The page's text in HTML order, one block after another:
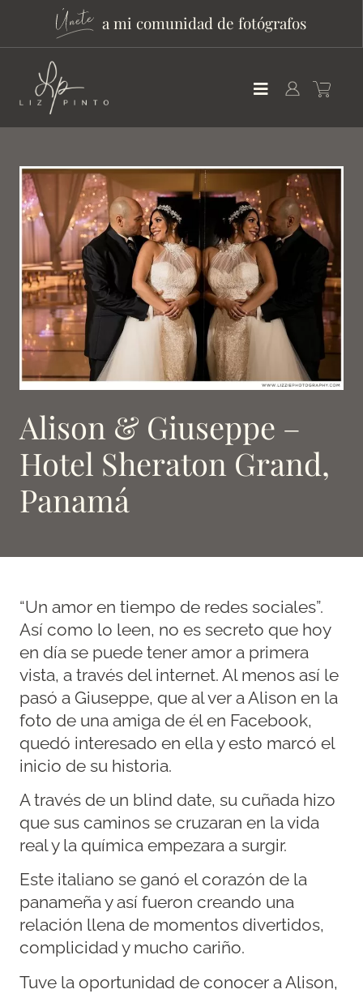
a mi comunidad de fotógrafos
Alison & Giuseppe –
Hotel Sheraton Grand,
Panamá
“Un amor en tiempo de redes sociales”.
Así como lo leen, no es secreto que hoy
en día se puede tener amor a primera
vista, a través del internet. Al menos así le
pasó a Giuseppe, que al ver a Alison en la
foto de una amiga de él en Facebook,
quedó interesado en ella y esto marcó el
inicio de su historia.
A través de un blind date, su cuñada hizo
que sus caminos se cruzaran en la vida
real y la química empezara a surgir.
Este italiano se ganó el corazón de la
panameña y así fueron creando una
relación llena de momentos divertidos,
complicidad y mucho cariño.
Tuve la oportunidad de conocer a Alison,